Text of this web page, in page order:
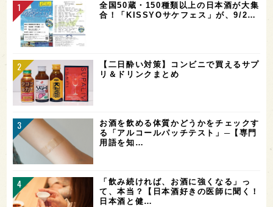
全国50蔵・150種類以上の日本酒が大集
合！「KISSYOサケフェス」が、9/2…
【二日酔い対策】コンビニで買えるサプ
リ＆ドリンクまとめ
お酒を飲める体質かどうかをチェックす
る「アルコールパッチテスト」─【専門
用語を知…
「飲み続ければ、お酒に強くなる」っ
て、本当？【日本酒好きの医師に聞く！
日本酒と健…